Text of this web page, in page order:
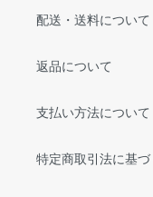
配送・送料について
返品について
支払い方法について
特定商取引法に基